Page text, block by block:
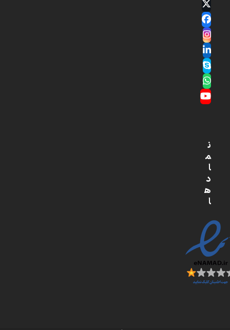
Twitter
(deprecated)
Facebook
Instagram
LinkedIn
Skype
Whatsapp
YouTube
ن
م
ا
د
ه
ا